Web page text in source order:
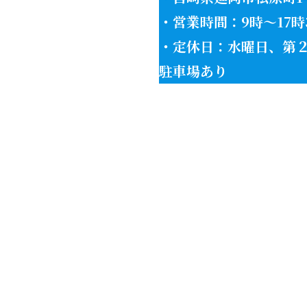
・営業時間：9時〜17
・定休日：水曜日、第
駐車場あり